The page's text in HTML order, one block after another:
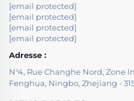
[email protected]
[email protected]
[email protected]
[email protected]
Adresse :
N°4, Rue Changhe Nord, Zone
Fenghua, Ningbo, Zhejiang -